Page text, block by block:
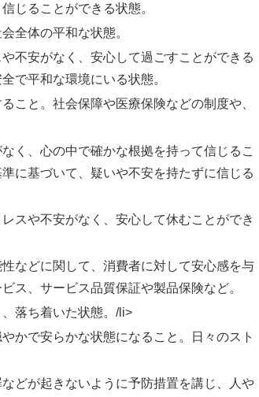
じることができる状態。
全体の平和な状態。
不安がなく、安心して過ごすことができる
で平和な環境にいる状態。
こと。社会保障や医療保険などの制度や、
く、心の中で確かな根拠を持って信じるこ
に基づいて、疑いや不安を持たずに信じる
スや不安がなく、安心して休むことができ
などに関して、消費者に対して安心感を与
ス、サービス品質保証や製品保険など。
落ち着いた状態。/li>
かで安らかな状態になること。日々のスト
どが起きないように予防措置を講じ、人や